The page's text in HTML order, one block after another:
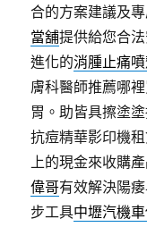
合的方案建議及
當舖提供給您合
進化的消腫止痛噴
膚科醫師推薦哪
胃。助皆具擦塗
抗痘精華影印機
上的現金來收購
偉哥有效解決陽
步工具中壢汽機